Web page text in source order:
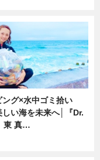
ング×水中ゴミ拾い
しい海を未来へ│『Dr.
東 真…